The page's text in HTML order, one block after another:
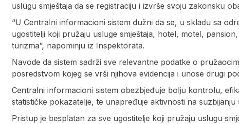
uslugu smještaja da se registraciju i izvrše svoju zakonsku
“U Centralni informacioni sistem dužni da se, u skladu sa
ugostitelji koji pružaju usluge smještaja, hotel, motel,
turizma”, napominju iz Inspektorata.
Navode da sistem sadrži sve relevantne podatke o
posredstvom kojeg se vrši njihova evidencija i unose drugi
Centralni informacioni sistem obezbjeđuje bolju kontrolu,
statističke pokazatelje, te unapređuje aktivnosti na suzbijanju
Pristup je besplatan za sve ugostitelje koji pružaju uslugu